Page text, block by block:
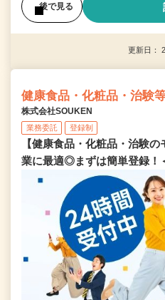
後で見る
更新日：
健康食品・化粧品・治験
株式会社SOUKEN
業務委託 登録制
【健康食品・化粧品・治験
業に最適◎まずは簡単登録！